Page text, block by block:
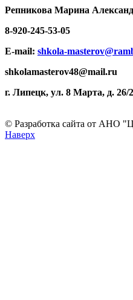
Репникова Марина
8-920-245-53-05
E-mail: shkola-
shkolamasterov48@mail.ru
г. Липецк, ул. 8 Марта, д. 26/
© Разработка сайта от АНО
Наверх